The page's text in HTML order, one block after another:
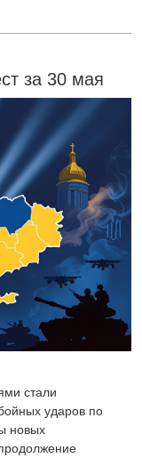
за 30 мая
стали
ударов по
новых